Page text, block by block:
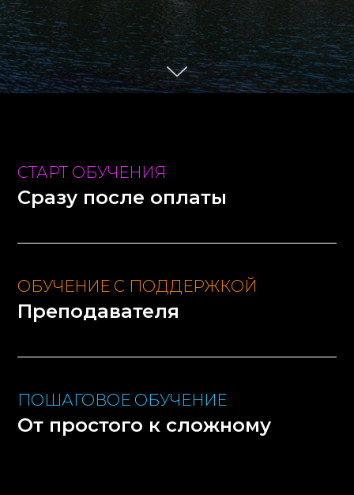
СТАРТ ОБУЧЕНИЯ
Сразу после оплаты
ОБУЧЕНИЕ С ПОДДЕРЖКОЙ
Преподавателя
ПОШАГОВОЕ ОБУЧЕНИЕ
От простого к сложному